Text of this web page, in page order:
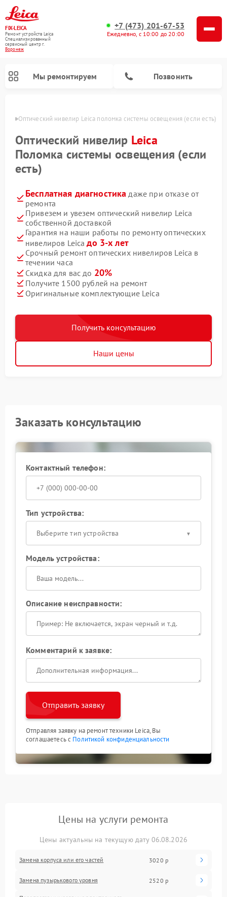
FIX-LEICA
Ремонт устройств Leica
Специализированный
cервисный центр г.
Воронеж
+7 (473) 201-67-53
Ежедневно, с 10:00 до 20:00
Мы ремонтируем Позвонить
Оптический нивелир Leica поломка системы освещения (если есть)
Оптический нивелир Leica
Поломка системы освещения (если
есть)
Бесплатная диагностика даже при отказе от
ремонта
Привезем и увезем оптический нивелир Leica
собственной доставкой
Гарантия на наши работы по ремонту оптических
нивелиров Leicaдо 3-х лет
Срочный ремонт оптических нивелиров Leica в
течении часа
Скидка для вас до 20%
Получите 1500 рублей на ремонт
Оригинальные комплектующие Leica
Получить консультацию
Наши цены
Заказать консультацию
Контактный телефон:
Тип устройства:
Выберите тип устройства
Модель устройства:
Описание неисправности:
Комментарий к заявке:
Отправить заявку
Отправляя заявку на ремонт техники Leica, Вы
соглашаетесь с Политикой конфиденциальности
Цены на услуги ремонта
Цены актуальны на текущую дату 06.08.2026
Замена корпуса или его частей 3020 р
Замена пузырькового уровня 2520 р